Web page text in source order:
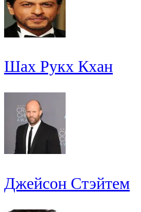
Шах Рукх Кхан
Джейсон Стэйтем